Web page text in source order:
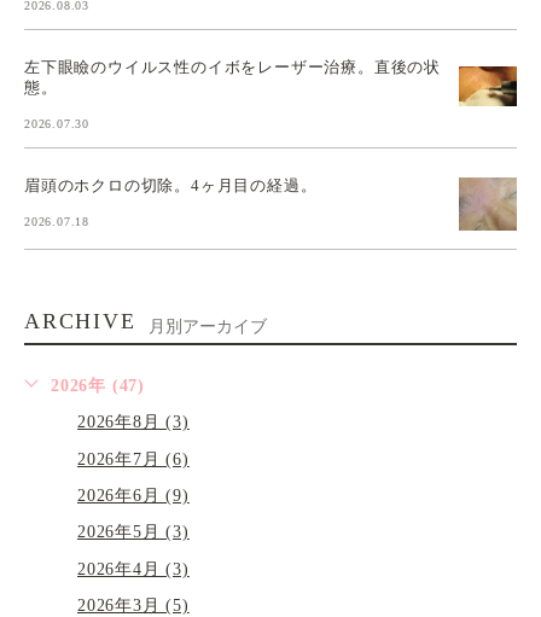
2026.08.03
左下眼瞼のウイルス性のイボをレーザー治療。直後の状
態。
2026.07.30
眉頭のホクロの切除。4ヶ月目の経過。
2026.07.18
ARCHIVE 月別アーカイブ
2026年 (47)
2026年8月 (3)
2026年7月 (6)
2026年6月 (9)
2026年5月 (3)
2026年4月 (3)
2026年3月 (5)